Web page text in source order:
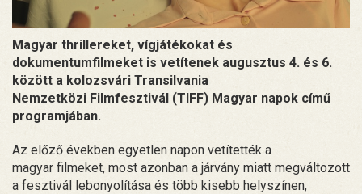
Magyar thrillereket, vígjátékokat és
dokumentumfilmeket is vetítenek augusztus 4. és 6.
között a kolozsvári Transilvania
Nemzetközi Filmfesztivál (TIFF) Magyar napok című
programjában.
Az előző években egyetlen napon vetítették a
magyar filmeket, most azonban a járvány miatt megváltozott
a fesztivál lebonyolítása és több kisebb helyszínen,